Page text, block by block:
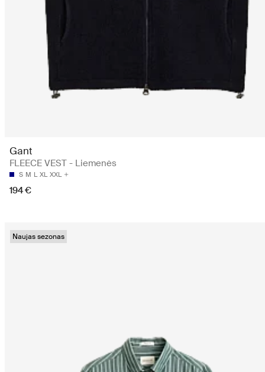
Gant
FLEECE VEST - Liemenės
S M L XL XXL
194 €
Naujas sezonas